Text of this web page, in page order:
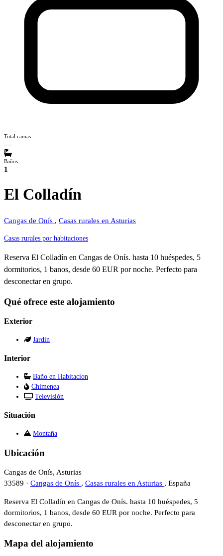
Total camas
—
Baños
1
El Colladín
Cangas de Onís , Casas rurales en Asturias
Casas rurales por habitaciones
Reserva El Colladín en Cangas de Onís. hasta 10 huéspedes, 5
dormitorios, 1 banos, desde 60 EUR por noche. Perfecto para
desconectar en grupo.
Qué ofrece este alojamiento
Exterior
Jardin
Interior
Baño en Habitacion
Chimenea
Televisión
Situación
Montaña
Ubicación
Cangas de Onís, Asturias
33589 · Cangas de Onís , Casas rurales en Asturias , España
Reserva El Colladín en Cangas de Onís. hasta 10 huéspedes, 5
dormitorios, 1 banos, desde 60 EUR por noche. Perfecto para
desconectar en grupo.
Mapa del alojamiento